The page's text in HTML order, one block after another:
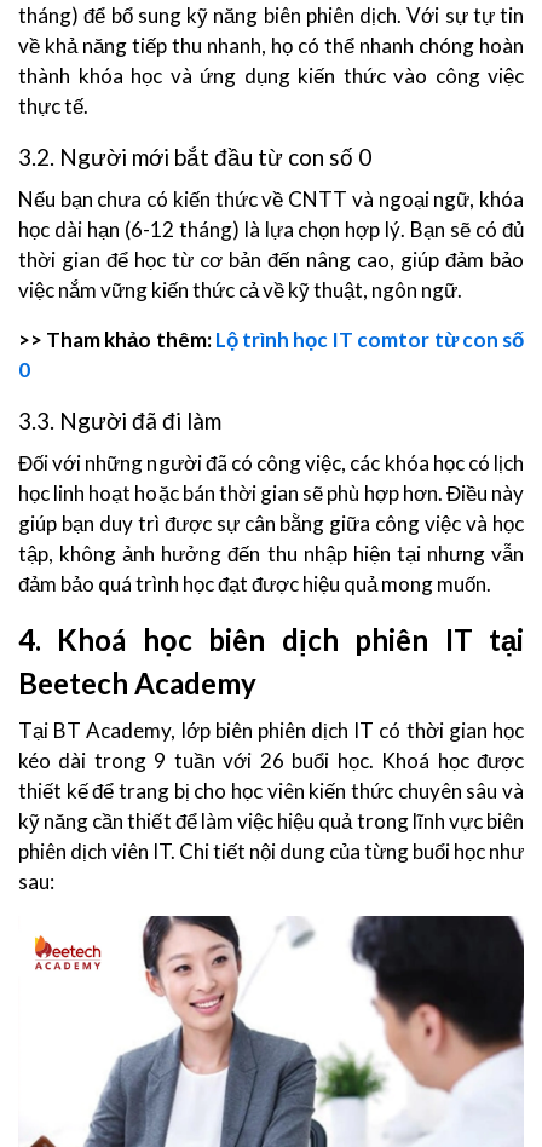
tháng) để bổ sung kỹ năng biên phiên dịch. Với sự tự tin
về khả năng tiếp thu nhanh, họ có thể nhanh chóng hoàn
thành khóa học và ứng dụng kiến thức vào công việc
thực tế.
3.2. Người mới bắt đầu từ con số 0
Nếu bạn chưa có kiến thức về CNTT và ngoại ngữ, khóa
học dài hạn (6-12 tháng) là lựa chọn hợp lý. Bạn sẽ có đủ
thời gian để học từ cơ bản đến nâng cao, giúp đảm bảo
việc nắm vững kiến thức cả về kỹ thuật, ngôn ngữ.
>> Tham khảo thêm:Lộ trình học IT comtor từ con số
0
3.3. Người đã đi làm
Đối với những người đã có công việc, các khóa học có lịch
học linh hoạt hoặc bán thời gian sẽ phù hợp hơn. Điều này
giúp bạn duy trì được sự cân bằng giữa công việc và học
tập, không ảnh hưởng đến thu nhập hiện tại nhưng vẫn
đảm bảo quá trình học đạt được hiệu quả mong muốn.
4. Khoá học biên dịch phiên IT tại
Beetech Academy
Tại BT Academy, lớp biên phiên dịch IT có thời gian học
kéo dài trong 9 tuần với 26 buổi học. Khoá học được
thiết kế để trang bị cho học viên kiến thức chuyên sâu và
kỹ năng cần thiết để làm việc hiệu quả trong lĩnh vực biên
phiên dịch viên IT. Chi tiết nội dung của từng buổi học như
sau: